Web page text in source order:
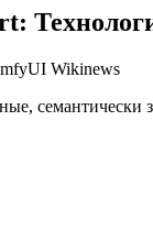
Wikinews